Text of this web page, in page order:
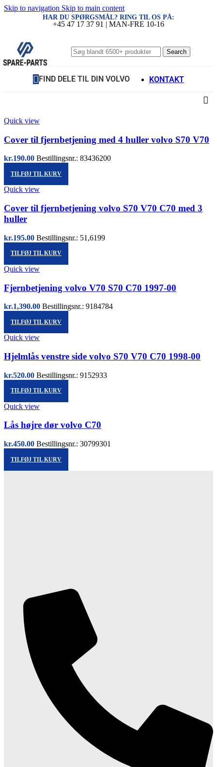
Skip to navigation Skip to main content
HAR DU SPØRGSMÅL? RING TIL OS PÅ:
+45 47 17 37 91 | MAN-FRE 10-16
Search
FIND DELE TIL DIN VOLVO KONTAKT
Quick view
Cover til fjernbetjening med 4 huller volvo S70 V70
kr.190.00 Bestillingsnr.: 83436200
TILFØJ TIL KURV
Quick view
Cover til fjernbetjening volvo S70 V70 C70 med 3
huller
kr.195.00 Bestillingsnr.: 51,6199
TILFØJ TIL KURV
Quick view
Fjernbetjening volvo V70 S70 C70 1997-00
kr.1,390.00 Bestillingsnr.: 9184784
TILFØJ TIL KURV
Quick view
Hjelmlås venstre side volvo S70 V70 C70 1998-00
kr.520.00 Bestillingsnr.: 9152933
TILFØJ TIL KURV
Quick view
Lås højre dør volvo C70
kr.450.00 Bestillingsnr.: 30799301
TILFØJ TIL KURV